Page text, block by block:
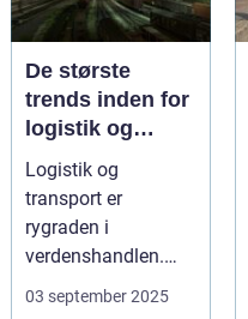
De største
trends inden for
logistik og
transport
Logistik og
transport er
rygraden i
verdenshandlen.
Uanset om vi taler
03 september 2025